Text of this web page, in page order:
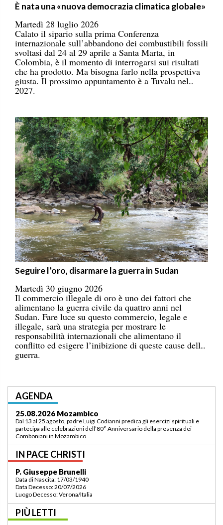
È nata una «nuova democrazia climatica globale»
Martedì 28 luglio 2026
Calato il sipario sulla prima Conferenza
internazionale sull’abbandono dei combustibili fossili
svoltasi dal 24 al 29 aprile a Santa Marta, in
Colombia, è il momento di interrogarsi sui risultati
che ha prodotto. Ma bisogna farlo nella prospettiva
giusta. Il prossimo appuntamento è a Tuvalu nel
2027.
Seguire l’oro, disarmare la guerra in Sudan
Martedì 30 giugno 2026
Il commercio illegale di oro è uno dei fattori che
alimentano la guerra civile da quattro anni nel
Sudan. Fare luce su questo commercio, legale e
illegale, sarà una strategia per mostrare le
responsabilità internazionali che alimentano il
conflitto ed esigere l’inibizione di queste cause della
guerra.
AGENDA
03.09.2026 Lomé/Togo
Padre Luigi Codianni e padre Elias Sindjalim partecipano dal 26 agosto al 3
settembre all’incontro della commissione ASCAF sulla riorganizzazione
della regione a Lomé/Togo
IN PACE CHRISTI
P. Bruno Bordonali
Data di Nascita: 01/07/1942
Data Decesso: 13/07/2026
Luogo Decesso: Verona /Italia
PIÙ LETTI